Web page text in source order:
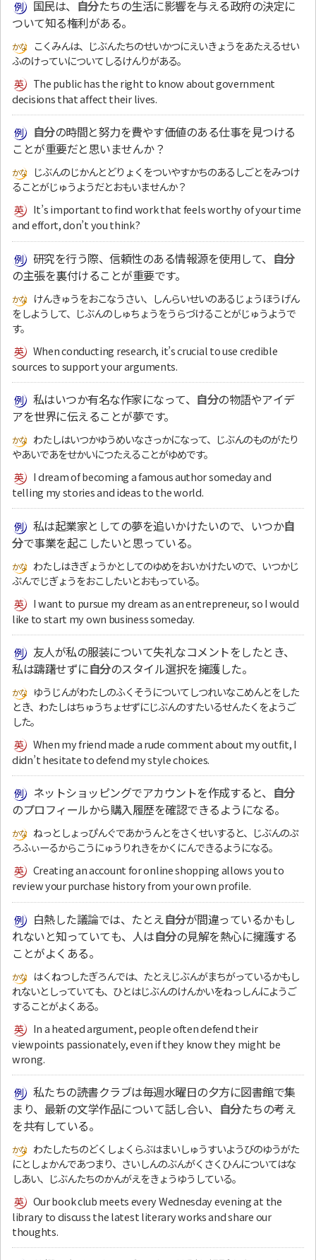
国民は、 自分たちの生活に影響を与える政府の決定に
ついて知る権利がある。
こくみんは、じぶんたちのせいかつにえいきょうをあたえるせい
ふのけっていについてしるけんりがある。
The public has the right to know about government
decisions that affect their lives.
自分の時間と努力を費やす価値のある仕事を見つける
ことが重要だと思いませんか？
じぶんのじかんとどりょくをついやすかちのあるしごとをみつけ
ることがじゅうようだとおもいませんか？
It’s important to find work that feels worthy of your time
and effort, don’t you think?
研究を行う際、信頼性のある情報源を使用して、 自分
の主張を裏付けることが重要です。
けんきゅうをおこなうさい、しんらいせいのあるじょうほうげん
をしようして、じぶんのしゅちょうをうらづけることがじゅうようで
す。
When conducting research, it’s crucial to use credible
sources to support your arguments.
私はいつか有名な作家になって、 自分の物語やアイデ
アを世界に伝えることが夢です。
わたしはいつかゆうめいなさっかになって、じぶんのものがたり
やあいであをせかいにつたえることがゆめです。
I dream of becoming a famous author someday and
telling my stories and ideas to the world.
私は起業家としての夢を追いかけたいので、いつか自
分で事業を起こしたいと思っている。
わたしはきぎょうかとしてのゆめをおいかけたいので、いつかじ
ぶんでじぎょうをおこしたいとおもっている。
I want to pursue my dream as an entrepreneur, so I would
like to start my own business someday.
友人が私の服装について失礼なコメントをしたとき、
私は躊躇せずに自分のスタイル選択を擁護した。
ゆうじんがわたしのふくそうについてしつれいなこめんとをした
とき、わたしはちゅうちょせずにじぶんのすたいるせんたくをようご
した。
When my friend made a rude comment about my outfit, I
didn’t hesitate to defend my style choices.
ネットショッピングでアカウントを作成すると、 自分
のプロフィールから購入履歴を確認できるようになる。
ねっとしょっぴんぐであかうんとをさくせいすると、じぶんのぷ
ろふぃーるからこうにゅうりれきをかくにんできるようになる。
Creating an account for online shopping allows you to
review your purchase history from your own profile.
白熱した議論では、たとえ自分が間違っているかもし
れないと知っていても、人は自分の見解を熱心に擁護する
ことがよくある。
はくねつしたぎろんでは、たとえじぶんがまちがっているかもし
れないとしっていても、ひとはじぶんのけんかいをねっしんにようご
することがよくある。
In a heated argument, people often defend their
viewpoints passionately, even if they know they might be
wrong.
私たちの読書クラブは毎週水曜日の夕方に図書館で集
まり、最新の文学作品について話し合い、 自分たちの考え
を共有している。
わたしたちのどくしょくらぶはまいしゅうすいようびのゆうがた
にとしょかんであつまり、さいしんのぶんがくさくひんについてはな
しあい、じぶんたちのかんがえをきょうゆうしている。
Our book club meets every Wednesday evening at the
library to discuss the latest literary works and share our
thoughts.